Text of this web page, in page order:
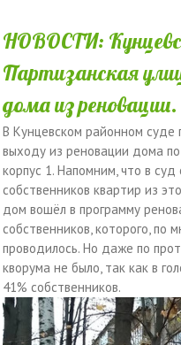
НОВОСТИ:
Партизанская
дома из
В Кунцевском районном
выходу из реновации дома
корпус 1. Напомним, что в
собственников квартир из
дом вошёл в программу
собственников, которого, по
проводилось. Но даже по
кворума не было, так как в
41% собственников.